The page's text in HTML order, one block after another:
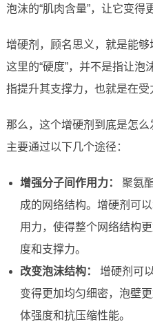
泡沫的“肌肉含量”，让它变得
增硬剂，顾名思义，就是能够
这里的“硬度”，并不是指让
指提升其支撑力，也就是在受
那么，这个增硬剂到底是怎
主要通过以下几个途径：
增强分子间作用力：
聚氨
成的网络结构。增硬剂可
用力，使得整个网络结构
度和支撑力。
改变泡沫结构：
增硬剂可
变得更加均匀细密，泡壁
体强度和抗压缩性能。